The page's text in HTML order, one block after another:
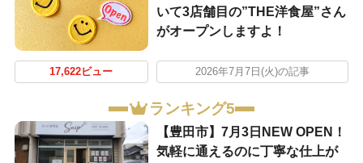
いて3店舗目の”THE洋食屋”さん
がオープンしますよ！
17,622ビュー 2026年7月7日(火)の記事
ランキング5
【豊田市】7月3日NEW OPEN！
気軽に通えるのに丁寧な仕上が